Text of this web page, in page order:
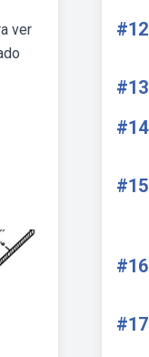
ver
#12
#13
#14
#15
#16
#17